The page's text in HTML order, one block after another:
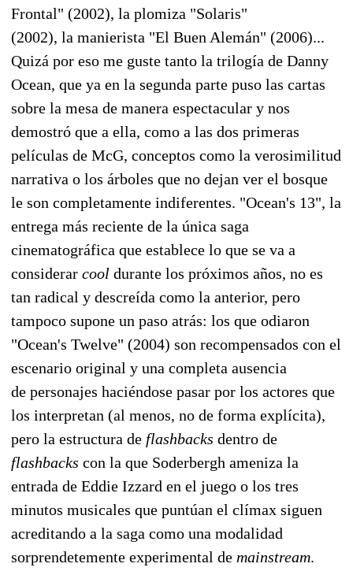
Frontal" (2002), la plomiza "Solaris"
(2002), la manierista "El Buen Alemán" (2006)...
Quizá por eso me guste tanto la trilogía de Danny
Ocean, que ya en la segunda parte puso las cartas
sobre la mesa de manera espectacular y nos
demostró que a ella, como a las dos primeras
películas de McG, conceptos como la verosimilitud
narrativa o los árboles que no dejan ver el bosque
le son completamente indiferentes. "Ocean's 13", la
entrega más reciente de la única saga
cinematográfica que establece lo que se va a
considerar cool durante los próximos años, no es
tan radical y descreída como la anterior, pero
tampoco supone un paso atrás: los que odiaron
"Ocean's Twelve" (2004) son recompensados con el
escenario original y una completa ausencia
de personajes haciéndose pasar por los actores que
los interpretan (al menos, no de forma explícita),
pero la estructura de flashbacks dentro de
flashbacks con la que Soderbergh ameniza la
entrada de Eddie Izzard en el juego o los tres
minutos musicales que puntúan el clímax siguen
acreditando a la saga como una modalidad
sorprendetemente experimental de mainstream.